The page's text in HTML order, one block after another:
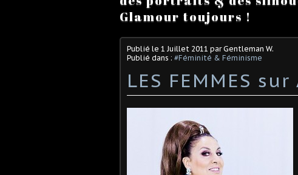
Glamour toujours !
Publié le 1 Juillet 2011 par Gentleman W.
Publié dans : #Féminité & Féminisme
LES FEMMES sur